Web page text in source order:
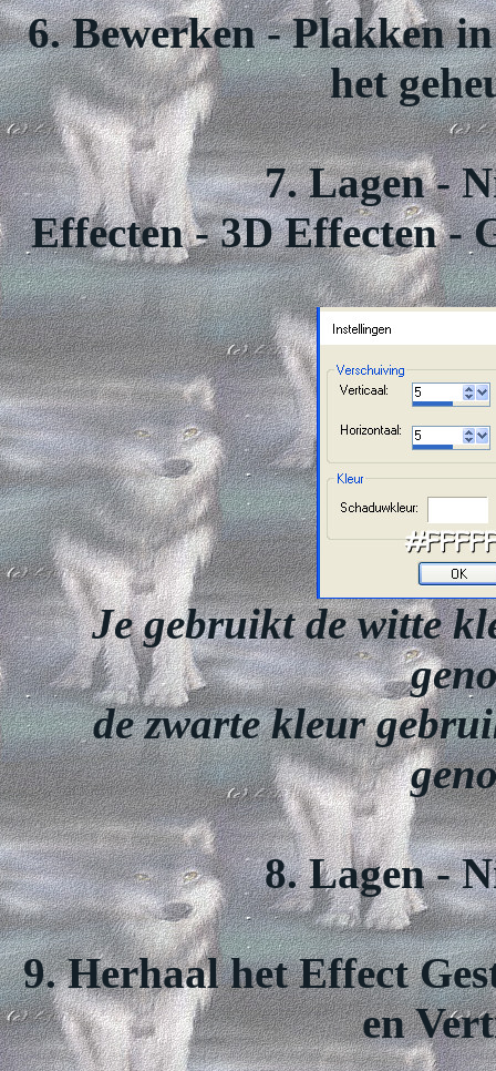
6. Bewerken - Plakken
het
7. Lagen -
Effecten - 3D Effecten -
Je gebruikt de witte
de zwarte kleur
8. Lagen -
9. Herhaal het Effect
en